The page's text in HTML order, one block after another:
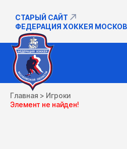
СТАРЫЙ САЙТ
ФЕДЕРАЦИЯ ХОККЕЯ
Главная > Игроки
Элемент не найден!